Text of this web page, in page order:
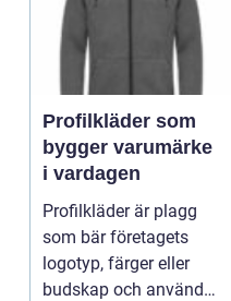
Profilkläder som
bygger varumärke
i vardagen
Profilkläder är plagg
som bär företagets
logotyp, färger eller
budskap och används